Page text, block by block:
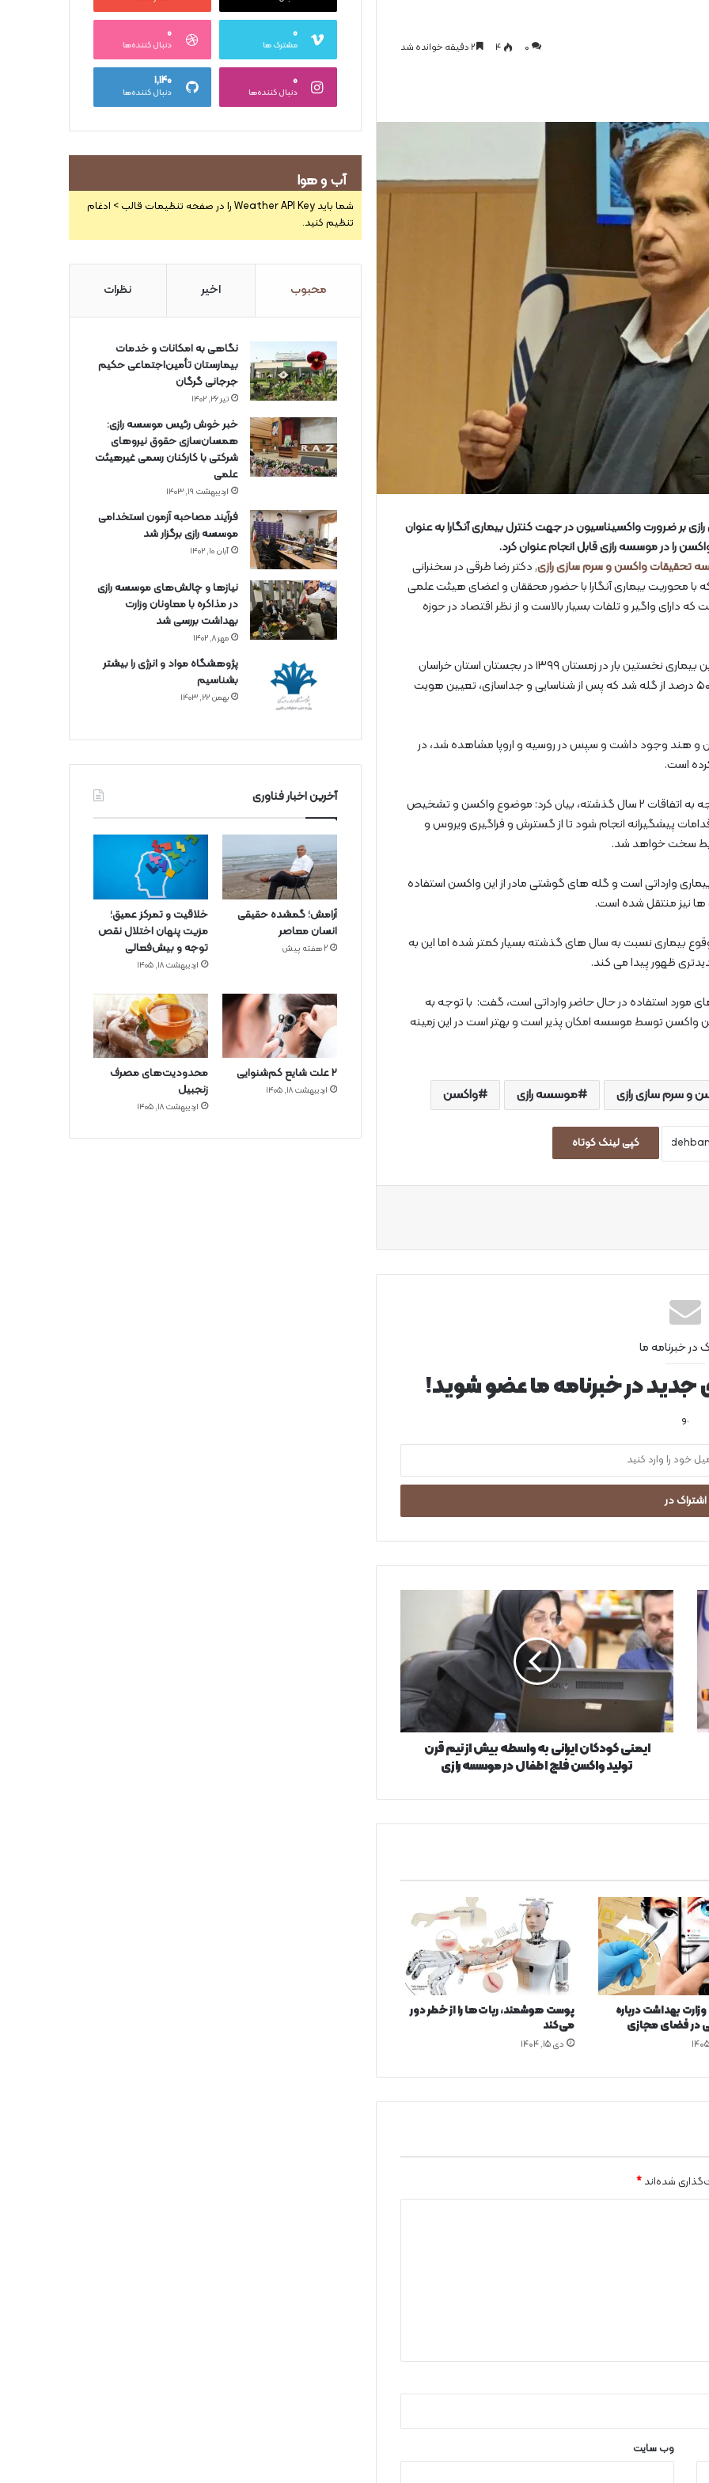
0 ۴
ضرورت واکسیناسیون در جهت کنترل بیماری آنگارا به عنوان
را در موسسه رازی قابل انجام عنوان کرد.
تحقیقات واکسن و سرم سازی رازی, دکتر رضا طرقی در سخنرانی
با محوریت بیماری آنگارا با حضور محققان و اعضای هیئت علمی
که دارای واگیر و تلفات بسیار بالاست و از نظر اقتصاد در حوزه
وی با اشاره به تاریخچه ورود این ویروس به کشور، افزود: این بیماری نخستین بار در زمستان ۱۳۹۹ در بجستان استان خراسان
رضوی در گله ای ۵۰۰ هزارتایی مشاهده و منجر به تلفات ۵۰ درصد از گله شد که پس از شناسایی و جداسازی، تعیین هویت
و هند وجود داشت و سپس در روسیه و اروپا مشاهده شد، در
است.
وی ضمن اشاره به جایگاه کنونی و آینده این ویروس با توجه به اتفاقات ۲ سال گذشته، بیان کرد: موضوع واکسن و تشخیص
پیشگیرانه انجام شود تا از گسترش و فراگیری ویروس و
سخت خواهد شد.
وارداتی است و گله های گوشتی مادر از این واکسن استفاده
ها نیز منتقل شده است.
بیماری نسبت به سال های گذشته بسیار کمتر شده اما این به
ظهور پیدا می کند.
مورد استفاده در حال حاضر وارداتی است، گفت: با توجه به
واکسن توسط موسسه امکان پذیر است و بهتر است در این زمینه
و سرم سازی رازی موسسه رازی واکسن
کپی لینک کوتاه
در خبرنامه ما
جدید در خبرنامه ما عضو شوید!
.و
ا
ی
م
ن
ی
ک
و
د
ک
ی
ب
ه
و
س
ط
ه
ب
ی
ش
ن
ت
و
ل
ا
ف
ا
ل
ایمنی کودکان ایرانی به واسطه بیش از نیم قرن
تولید واکسن فلج اطفال در موسسه رازی
بهداشت درباره
در فضای مجازی
پوست هوشمند، ربات‌ها را از خطر دور
می‌کند
دی ۱۵, ۱۴۰۴
شده‌اند *
وب‌ سایت
۰
مشترک ها
۰
دنبال کننده‌ها
۰
دنبال کننده‌ها
۱,۱۴۰
دنبال کننده‌ها
آب و هوا
شما باید Weather API Key را در صفحه تنظیمات قالب > ادغام
تنظیم کنید.
محبوب اخیر نظرات
نگاهی به امکانات و خدمات
بیمارستان تأمین‌اجتماعی حکیم
جرجانی گرگان
تیر ۲۶, ۱۴۰۲
خبر خوش رئیس موسسه رازی:
همسان‌سازی حقوق نیروهای
شرکتی با کارکنان رسمی غیرهیئت
علمی
اردیبهشت ۱۹, ۱۴۰۳
فرآیند مصاحبه آزمون استخدامی
موسسه رازی برگزار شد
آبان ۱۰, ۱۴۰۲
نیازها و چالش‌های موسسه رازی
در مذاکره با معاونان وزارت
بهداشت بررسی شد
مهر ۸, ۱۴۰۲
پژوهشگاه مواد و انرژی را بیشتر
بشناسیم
بهمن ۲۲, ۱۴۰۳
آخرین اخبار فناوری
آرامش؛ گمشده حقیقی
انسان معاصر
2 هفته پیش
خلاقیت و تمرکز عمیق؛
مزیت پنهان اختلال نقص
توجه و بیش‌فعالی
اردیبهشت ۱۸, ۱۴۰۵
۲ علت شایع‌ کم‌شنوایی
اردیبهشت ۱۸, ۱۴۰۵
محدودیت‌های مصرف
زنجبیل
اردیبهشت ۱۸, ۱۴۰۵